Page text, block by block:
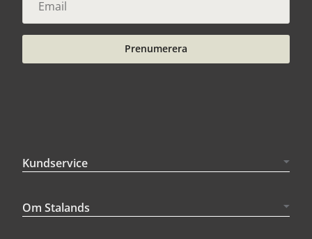
Prenumerera
Kundservice
Om Stalands